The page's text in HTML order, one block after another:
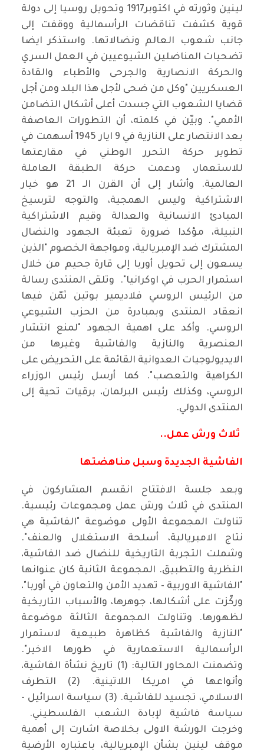
لينين وثورته في اكتوبر1917 وتحويل روسيا إلى دولة
قوية كشفت تناقضات الرأسمالية ووقفت إلى
جانب شعوب العالم ونضالاتها. واستذكر ايضا
تضحيات المناضلين الشيوعيين في العمل السري
والحركة الانصارية والجرحى والأطباء والقادة
العسكريين "وكل من ضحى لأجل هذا البلد ومن أجل
قضايا الشعوب التي جسدت أعلى أشكال التضامن
الأممي". وبيّن في كلمته، أن التطورات العاصفة
بعد الانتصار على النازية في 9 ايار 1945 أسهمت في
تطوير حركة التحرر الوطني في مقارعتها
للاستعمار، ودعمت حركة الطبقة العاملة
العالمية. وأشار إلى أن القرن الـ 21 هو خيار
الاشتراكية وليس الهمجية، والتوجه لترسيخ
المبادئ الانسانية والعدالة وقيم الاشتراكية
النبيلة، مؤكدا ضرورة تعبئة الجهود والنضال
المشترك ضد الإمبريالية، ومواجهة الخصوم "الذين
يسعون إلى تحويل أوربا إلى قارة جحيم من خلال
استمرار الحرب في اوكرانيا". وتلقى المنتدى رسالة
من الرئيس الروسي فلاديمير بوتين ثمّن فيها
انعقاد المنتدى وبمبادرة من الحزب الشيوعي
الروسي. وأكد على اهمية الجهود "لمنع انتشار
العنصرية والنازية والفاشية وغيرها من
الايديولوجيات العدوانية القائمة على التحريض على
الكراهية والتعصب". كما أرسل رئيس الوزراء
الروسي، وكذلك رئيس البرلمان، برقيات تحية إلى
المنتدى الدولي.
ثلاث ورش عمل..
الفاشية الجديدة وسبل مناهضتها
وبعد جلسة الافتتاح انقسم المشاركون في
المنتدى في ثلاث ورش عمل ومجموعات رئيسية.
تناولت المجموعة الأولى موضوعة "الفاشية هي
نتاج الامبريالية، أسلحة الاستغلال والعنف".
وشملت التجربة التاريخية للنضال ضد الفاشية،
النظرية والتطبيق. المجموعة الثانية كان عنوانها
"الفاشية الاوربية - تهديد الأمن والتعاون في أوربا"،
وركّزت على أشكالها، جوهرها، والأسباب التاريخية
لظهورها. وتناولت المجموعة الثالثة موضوعة
"النازية والفاشية كظاهرة طبيعية لاستمرار
الرأسمالية الاستعمارية في طورها الاخير".
وتضمنت المحاور التالية: (1) تاريخ نشأة الفاشية،
وأنواعها في امريكا اللاتينية. (2) التطرف
الاسلامي، تجسيد للفاشية. (3) سياسة اسرائيل -
سياسة فاشية لإبادة الشعب الفلسطيني.
وخرجت الورشة الاولى بخلاصة اشارت إلى أهمية
موقف لينين بشأن الإمبريالية، باعتباره الأرضية